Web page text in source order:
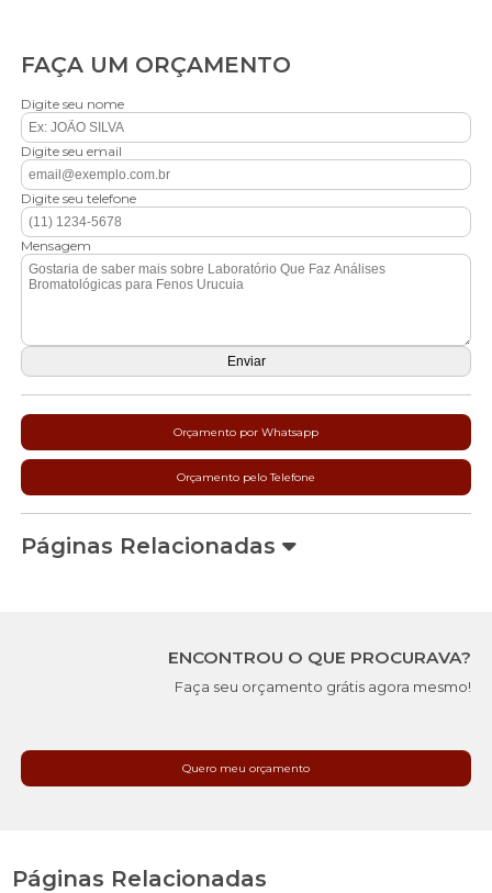
FAÇA UM ORÇAMENTO
Digite seu nome
Digite seu email
Digite seu telefone
Mensagem
Orçamento por Whatsapp
Orçamento pelo Telefone
Páginas Relacionadas
ENCONTROU O QUE PROCURAVA?
Faça seu orçamento grátis agora mesmo!
Quero meu orçamento
Páginas Relacionadas